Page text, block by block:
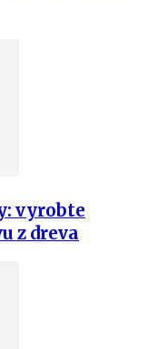
vyrobte
z dreva